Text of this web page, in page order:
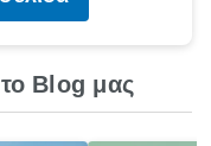
Blog μας